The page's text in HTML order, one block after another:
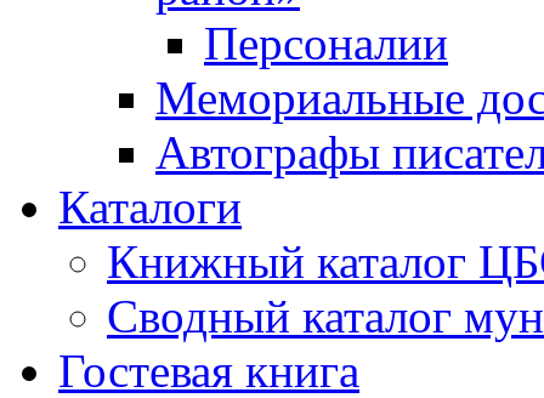
Персоналии
Мемориальные
Автографы
Каталоги
Книжный каталог
Сводный каталог
Гостевая книга